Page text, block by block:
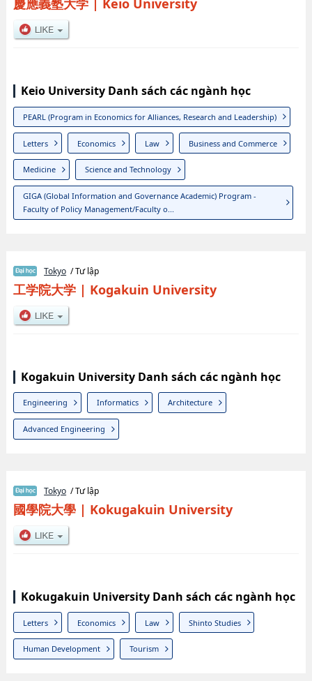
慶應義塾大学| Keio University
Keio University Danh sách các ngành học
PEARL (Program in Economics for Alliances, Research and Leadership)
Letters Economics Law Business and Commerce
Medicine Science and Technology
GIGA (Global Information and Governance Academic) Program -
Faculty of Policy Management/Faculty o...
Tokyo / Tư lập
工学院大学| Kogakuin University
Kogakuin University Danh sách các ngành học
Engineering Informatics Architecture
Advanced Engineering
Tokyo / Tư lập
國學院大學| Kokugakuin University
Kokugakuin University Danh sách các ngành học
Letters Economics Law Shinto Studies
Human Development Tourism